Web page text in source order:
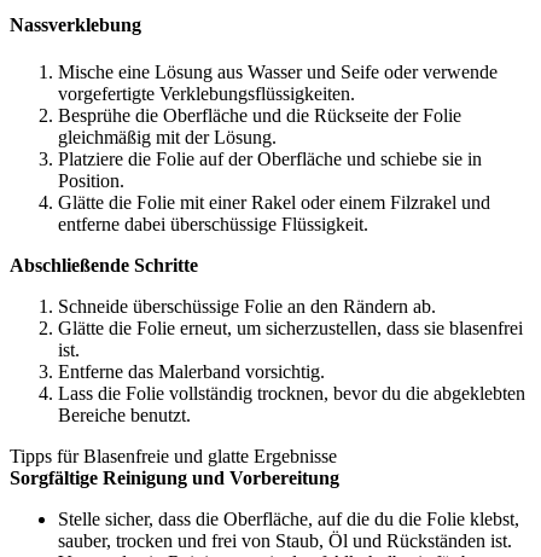
Nassverklebung
Mische eine Lösung aus Wasser und Seife oder verwende
vorgefertigte Verklebungsflüssigkeiten.
Besprühe die Oberfläche und die Rückseite der Folie
gleichmäßig mit der Lösung.
Platziere die Folie auf der Oberfläche und schiebe sie in
Position.
Glätte die Folie mit einer Rakel oder einem Filzrakel und
entferne dabei überschüssige Flüssigkeit.
Abschließende Schritte
Schneide überschüssige Folie an den Rändern ab.
Glätte die Folie erneut, um sicherzustellen, dass sie blasenfrei
ist.
Entferne das Malerband vorsichtig.
Lass die Folie vollständig trocknen, bevor du die abgeklebten
Bereiche benutzt.
Tipps für Blasenfreie und glatte Ergebnisse
Sorgfältige Reinigung und Vorbereitung
Stelle sicher, dass die Oberfläche, auf die du die Folie klebst,
sauber, trocken und frei von Staub, Öl und Rückständen ist.